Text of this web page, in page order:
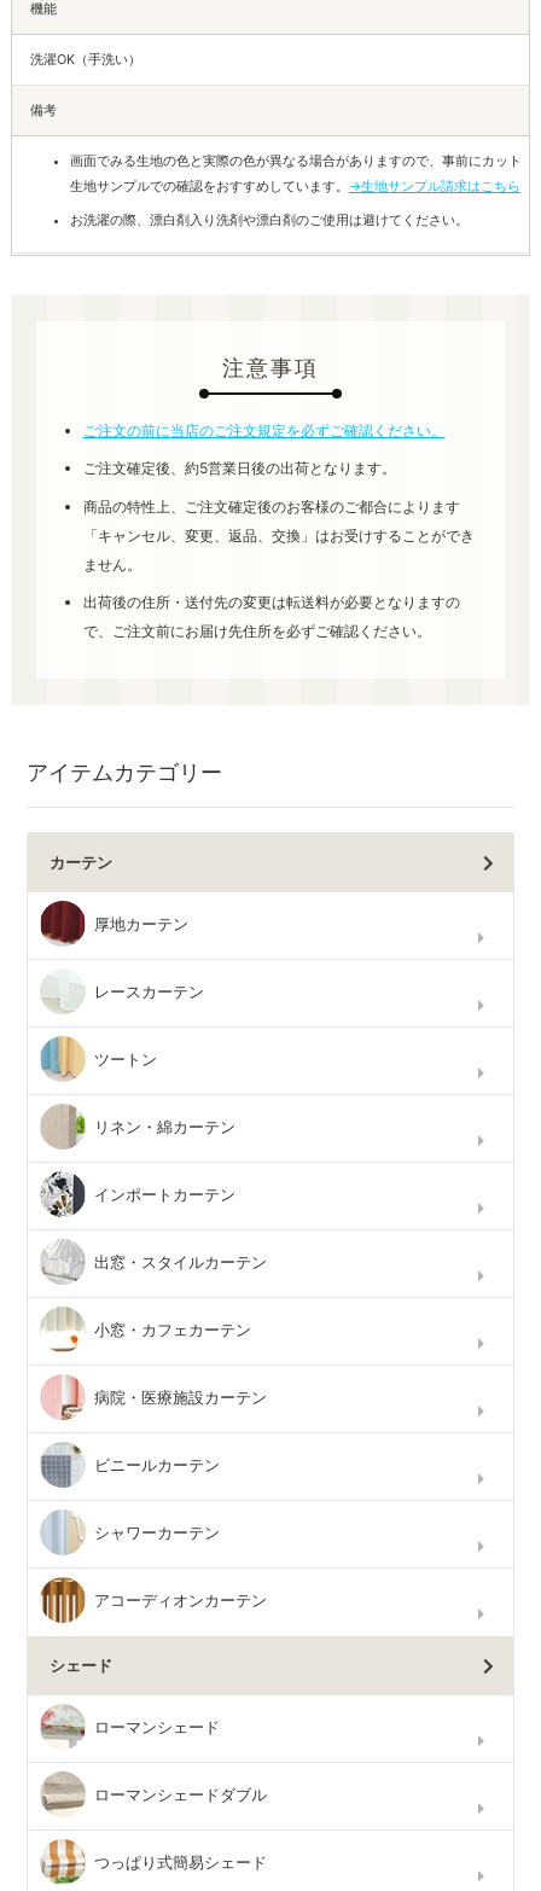
機能
洗濯OK（手洗い）
備考
画面でみる生地の色と実際の色が異なる場合がありますので、事前にカット
生地サンプルでの確認をおすすめしています。 →生地サンプル請求はこちら
お洗濯の際、漂白剤入り洗剤や漂白剤のご使用は避けてください。
注意事項
ご注文の前に当店のご注文規定を必ずご確認ください。
ご注文確定後、約5営業日後の出荷となります。
商品の特性上、ご注文確定後のお客様のご都合によります
「キャンセル、変更、返品、交換」はお受けすることができ
ません。
出荷後の住所・送付先の変更は転送料が必要となりますの
で、ご注文前にお届け先住所を必ずご確認ください。
アイテムカテゴリー
カーテン
厚地カーテン
レースカーテン
ツートン
リネン・綿カーテン
インポートカーテン
出窓・スタイルカーテン
小窓・カフェカーテン
病院・医療施設カーテン
ビニールカーテン
シャワーカーテン
アコーディオンカーテン
シェード
ローマンシェード
ローマンシェードダブル
つっぱり式簡易シェード